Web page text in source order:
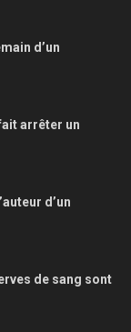
d’un
arrêter un
d’un
de sang sont